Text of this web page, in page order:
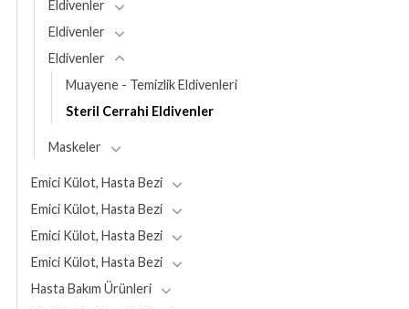
Eldivenler
Eldivenler
Eldivenler
Muayene - Temizlik Eldivenleri
Steril Cerrahi Eldivenler
Maskeler
Emici Külot, Hasta Bezi
Emici Külot, Hasta Bezi
Emici Külot, Hasta Bezi
Emici Külot, Hasta Bezi
Hasta Bakım Ürünleri